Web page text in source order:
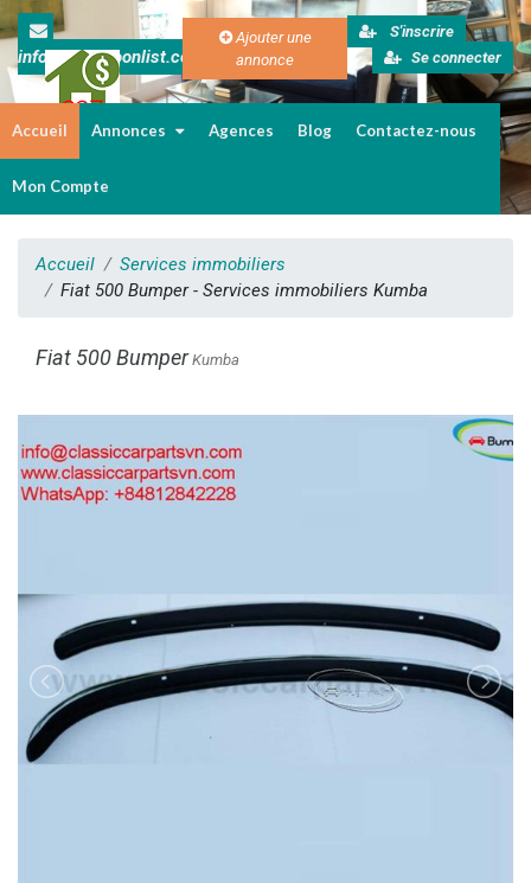
info@cameroonlist.com
Ajouter une
annonce
S'inscrire
Se connecter
Accueil Annonces Agences Blog Contactez-nous
Mon Compte
Accueil
Services immobiliers
Fiat 500 Bumper - Services immobiliers Kumba
Fiat 500 BumperKumba